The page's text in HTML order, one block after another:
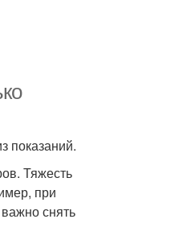
показаний.
Тяжесть
при
снять